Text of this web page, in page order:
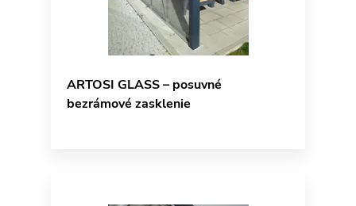
ARTOSI GLASS – posuvné
bezrámové zasklenie